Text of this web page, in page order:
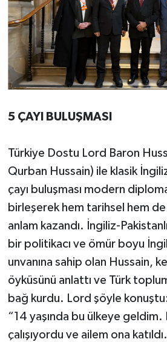
5 ÇAYI BULUŞMASI
Türkiye Dostu Lord Baron
Qurban Hussain) ile klasik
çayı buluşması modern
birleşerek hem tarihsel hem
anlam kazandı. İngiliz-
bir politikacı ve ömür boyu
unvanına sahip olan Hussain,
öyküsünü anlattı ve Türk
bağ kurdu. Lord şöyle
“14 yaşında bu ülkeye
çalışıyordu ve ailem ona